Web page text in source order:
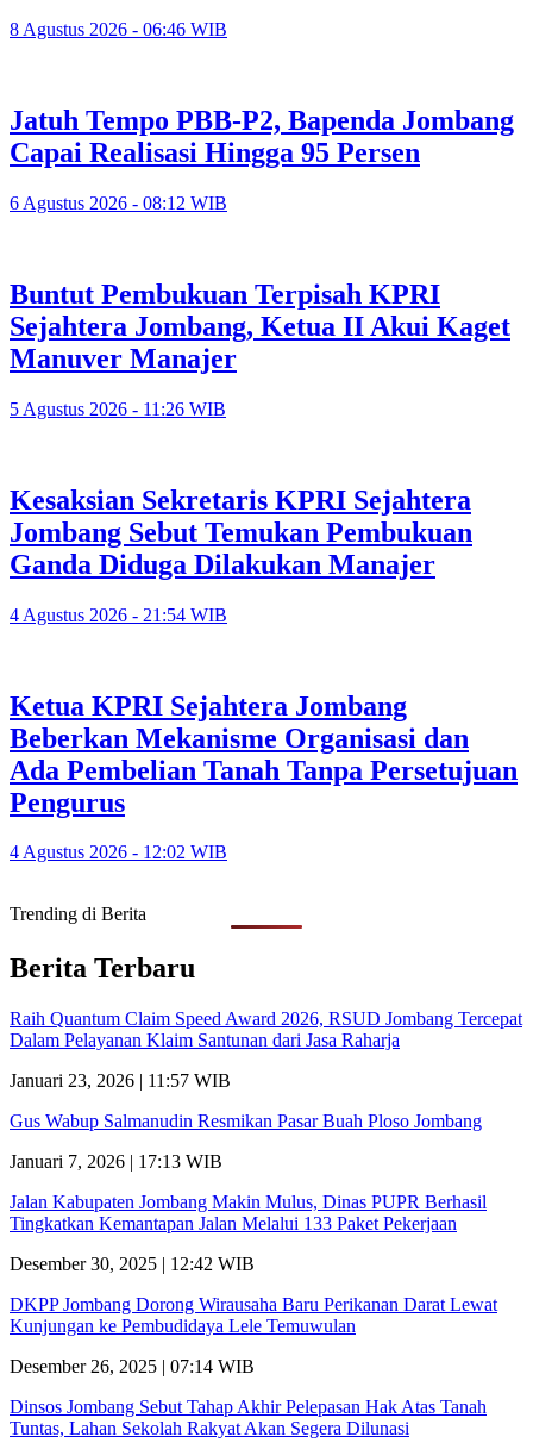
8 Agustus 2026 - 06:46 WIB
Jatuh Tempo PBB-P2, Bapenda Jombang
Capai Realisasi Hingga 95 Persen
6 Agustus 2026 - 08:12 WIB
Buntut Pembukuan Terpisah KPRI
Sejahtera Jombang, Ketua II Akui Kaget
Manuver Manajer
5 Agustus 2026 - 11:26 WIB
Kesaksian Sekretaris KPRI Sejahtera
Jombang Sebut Temukan Pembukuan
Ganda Diduga Dilakukan Manajer
4 Agustus 2026 - 21:54 WIB
Ketua KPRI Sejahtera Jombang
Beberkan Mekanisme Organisasi dan
Ada Pembelian Tanah Tanpa Persetujuan
Pengurus
4 Agustus 2026 - 12:02 WIB
Trending di Berita
Berita Terbaru
Raih Quantum Claim Speed Award 2026, RSUD Jombang Tercepat
Dalam Pelayanan Klaim Santunan dari Jasa Raharja
Januari 23, 2026 | 11:57 WIB
Gus Wabup Salmanudin Resmikan Pasar Buah Ploso Jombang
Januari 7, 2026 | 17:13 WIB
Jalan Kabupaten Jombang Makin Mulus, Dinas PUPR Berhasil
Tingkatkan Kemantapan Jalan Melalui 133 Paket Pekerjaan
Desember 30, 2025 | 12:42 WIB
DKPP Jombang Dorong Wirausaha Baru Perikanan Darat Lewat
Kunjungan ke Pembudidaya Lele Temuwulan
Desember 26, 2025 | 07:14 WIB
Dinsos Jombang Sebut Tahap Akhir Pelepasan Hak Atas Tanah
Tuntas, Lahan Sekolah Rakyat Akan Segera Dilunasi